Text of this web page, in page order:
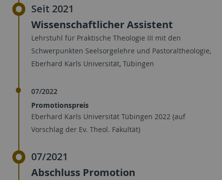
Seit 2021
Wissenschaftlicher Assistent
Lehrstuhl für Praktische Theologie III mit den
Schwerpunkten Seelsorgelehre und Pastoraltheologie,
Eberhard Karls Universität, Tübingen
07/2022
Promotionspreis
Eberhard Karls Universität Tübingen 2022 (auf
Vorschlag der Ev. Theol. Fakultät)
07/2021
Abschluss Promotion